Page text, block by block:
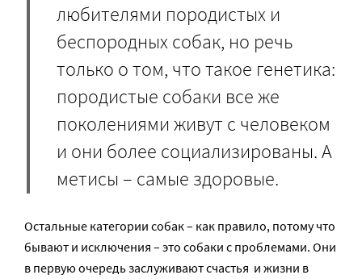
любителями породистых и
беспородных собак, но речь
только о том, что такое генетика:
породистые собаки все же
поколениями живут с человеком
и они более социализированы. А
метисы – самые здоровые.
Остальные категории собак – как правило, потому что
бывают и исключения – это собаки с проблемами. Они
в первую очередь заслуживают счастья и жизни в